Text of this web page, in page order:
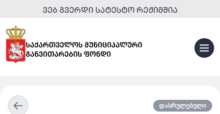
ᲕᲔᲑ ᲒᲕᲔᲠᲓᲘ ᲡᲐᲢᲔᲡᲢᲝ ᲠᲔᲟᲘᲛᲨᲘᲐ
დასრულებული